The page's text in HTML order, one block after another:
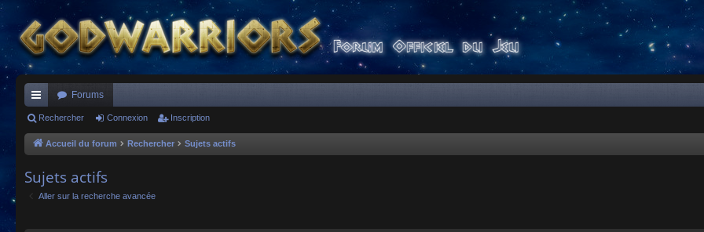
ac
co
Forums
Rechercher Connexion Inscription
Accueil du forum Rechercher Sujets actifs
Sujets actifs
Aller sur la recherche avancée